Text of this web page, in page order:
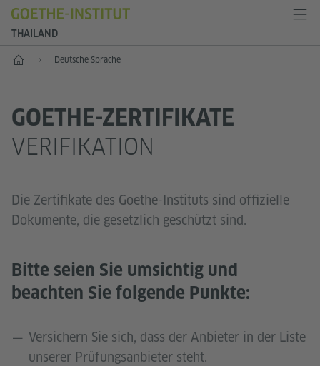
THAILAND
Start Deutsche Sprache
GOETHE-ZERTIFIKATE
VERIFIKATION
Die Zertifikate des Goethe-Instituts sind offizielle
Dokumente, die gesetzlich geschützt sind.
Bitte seien Sie umsichtig und
beachten Sie folgende Punkte:
Versichern Sie sich, dass der Anbieter in der Liste
unserer Prüfungsanbieter steht.